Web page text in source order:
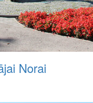
Norai